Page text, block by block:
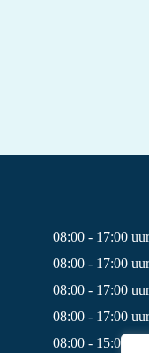
08:00 - 17:00 uur
08:00 - 17:00 uur
08:00 - 17:00 uur
08:00 - 17:00 uur
08:00 - 15:00 uur